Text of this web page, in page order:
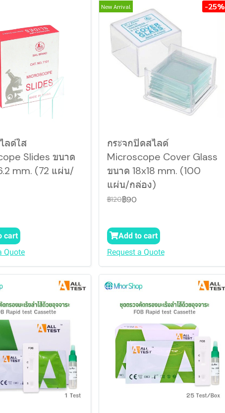
ลด์ใส
Slides ขนาด
mm. (72 แผ่น/
cart
Quote
New Arrival -25%
กระจกปิดสไลด์
Microscope Cover Glass
ขนาด 18x18 mm. (100
แผ่น/กล่อง)
฿120฿90
Add to cart
Request a Quote